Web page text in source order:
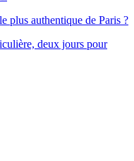
plus authentique de Paris ?
deux jours pour